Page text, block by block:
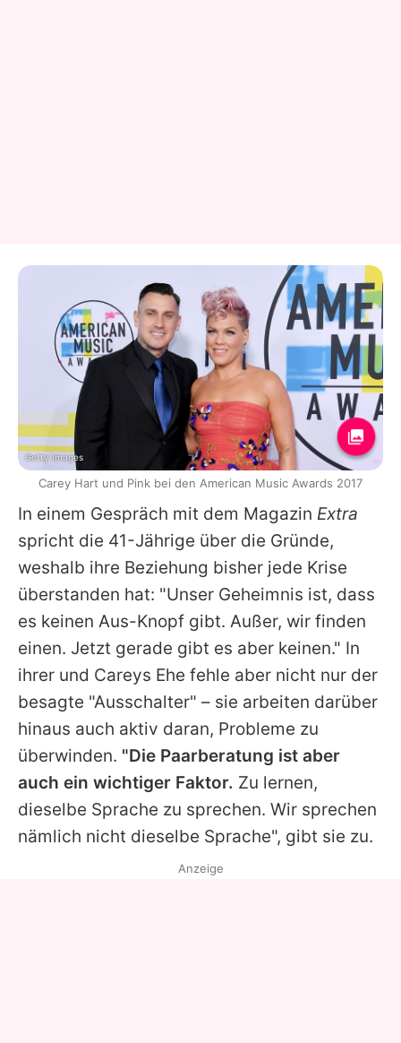
In einem Gespräch mit dem Magazin Extra
spricht die 41-Jährige über die Gründe,
weshalb ihre Beziehung bisher jede Krise
überstanden hat: "Unser Geheimnis ist, dass
es keinen Aus-Knopf gibt. Außer, wir finden
einen. Jetzt gerade gibt es aber keinen." In
ihrer und Careys Ehe fehle aber nicht nur der
besagte "Ausschalter" – sie arbeiten darüber
hinaus auch aktiv daran, Probleme zu
überwinden. "Die Paarberatung ist aber
auch ein wichtiger Faktor. Zu lernen,
dieselbe Sprache zu sprechen. Wir sprechen
nämlich nicht dieselbe Sprache", gibt sie zu.
Getty Images
Carey Hart und Pink bei den American Music Awards 2017
Anzeige